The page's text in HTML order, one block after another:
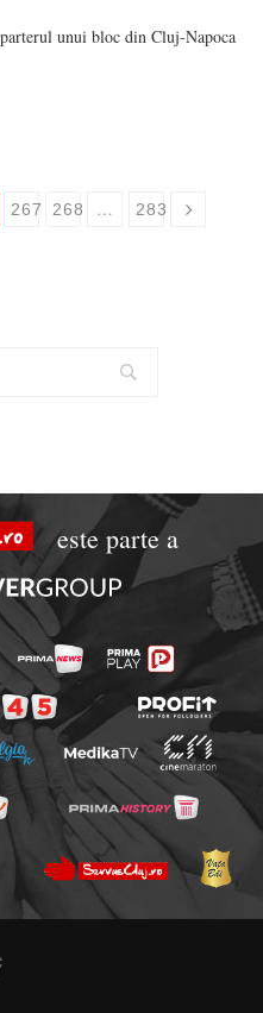
unui bloc din Cluj-Napoca
267 268 … 283
este parte a